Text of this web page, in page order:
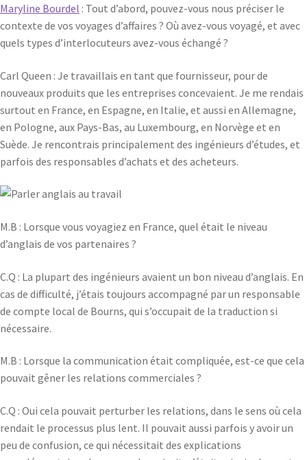
Maryline Bourdel : Tout d’abord, pouvez-vous nous préciser le
contexte de vos voyages d’affaires ? Où avez-vous voyagé, et avec
quels types d’interlocuteurs avez-vous échangé ?
Carl Queen : Je travaillais en tant que fournisseur, pour de
nouveaux produits que les entreprises concevaient. Je me rendais
surtout en France, en Espagne, en Italie, et aussi en Allemagne,
en Pologne, aux Pays-Bas, au Luxembourg, en Norvège et en
Suède. Je rencontrais principalement des ingénieurs d’études, et
parfois des responsables d’achats et des acheteurs.
M.B : Lorsque vous voyagiez en France, quel était le niveau
d’anglais de vos partenaires ?
C.Q : La plupart des ingénieurs avaient un bon niveau d’anglais. En
cas de difficulté, j’étais toujours accompagné par un responsable
de compte local de Bourns, qui s’occupait de la traduction si
nécessaire.
M.B : Lorsque la communication était compliquée, est-ce que cela
pouvait gêner les relations commerciales ?
C.Q : Oui cela pouvait perturber les relations, dans le sens où cela
rendait le processus plus lent. Il pouvait aussi parfois y avoir un
peu de confusion, ce qui nécessitait des explications